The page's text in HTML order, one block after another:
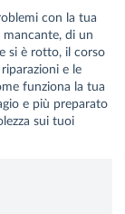
con la tua
di un
si è rotto, il corso
e le
funziona la tua
e più preparato
sui tuoi